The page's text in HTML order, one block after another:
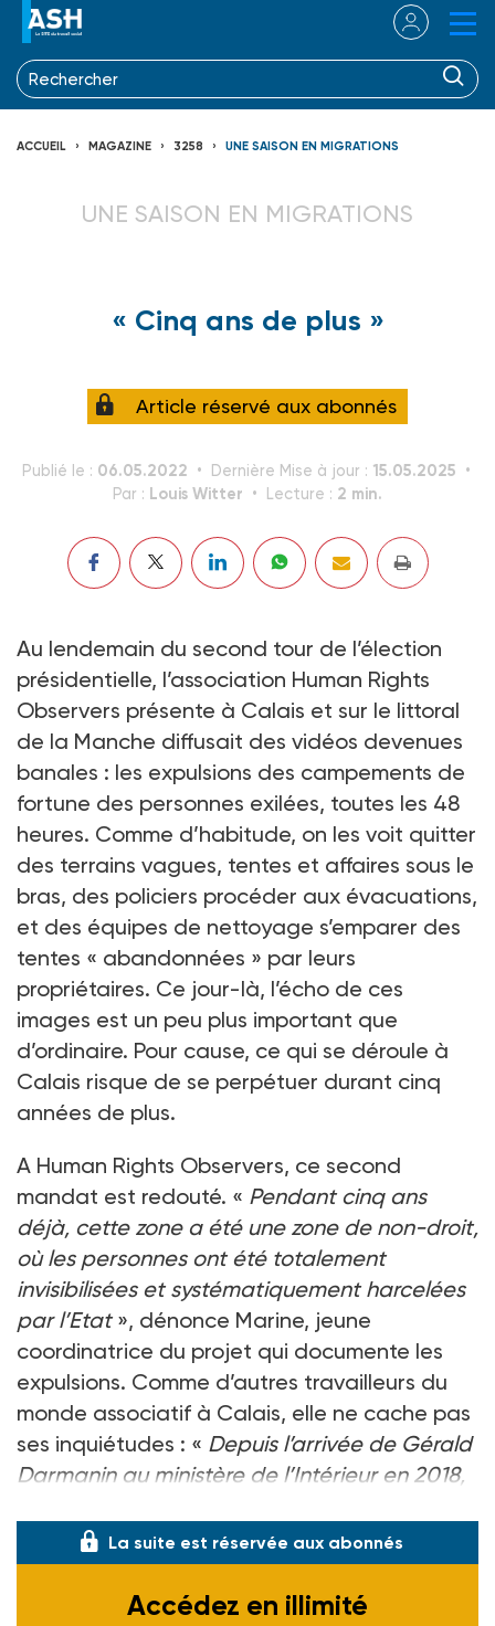
ACCUEIL MAGAZINE 3258 UNE SAISON EN MIGRATIONS
UNE SAISON EN MIGRATIONS
« Cinq ans de plus »
Article réservé aux abonnés
Publié le : 06.05.2022 Dernière Mise à jour : 15.05.2025
Par : Louis Witter Lecture : 2 min.
Au lendemain du second tour de l’élection
présidentielle, l’association Human Rights
Observers présente à Calais et sur le littoral
de la Manche diffusait des vidéos devenues
banales : les expulsions des campements de
fortune des personnes exilées, toutes les 48
heures. Comme d’habitude, on les voit quitter
des terrains vagues, tentes et affaires sous le
bras, des policiers procéder aux évacuations,
et des équipes de nettoyage s’emparer des
tentes « abandonnées » par leurs
propriétaires. Ce jour-là, l’écho de ces
images est un peu plus important que
d’ordinaire. Pour cause, ce qui se déroule à
Calais risque de se perpétuer durant cinq
années de plus.
A Human Rights Observers, ce second
mandat est redouté. « Pendant cinq ans
déjà, cette zone a été une zone de non-droit,
où les personnes ont été totalement
invisibilisées et systématiquement harcelées
par l’Etat», dénonce Marine, jeune
coordinatrice du projet qui documente les
expulsions. Comme d’autres travailleurs du
monde associatif à Calais, elle ne cache pas
ses inquiétudes : « Depuis l’arrivée de Gérald
Darmanin au ministère de l’Intérieur en 2018,
La suite est réservée aux abonnés
Accédez en illimité